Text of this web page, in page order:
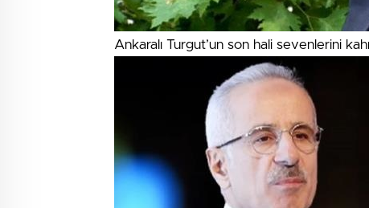
Ankaralı Turgut’un son hali sevenlerini